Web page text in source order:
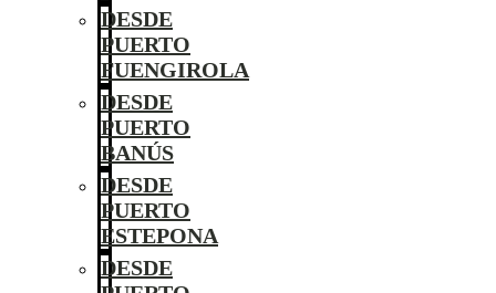
DESDE
PUERTO
FUENGIROLA
DESDE
PUERTO
BANÚS
DESDE
PUERTO
ESTEPONA
DESDE